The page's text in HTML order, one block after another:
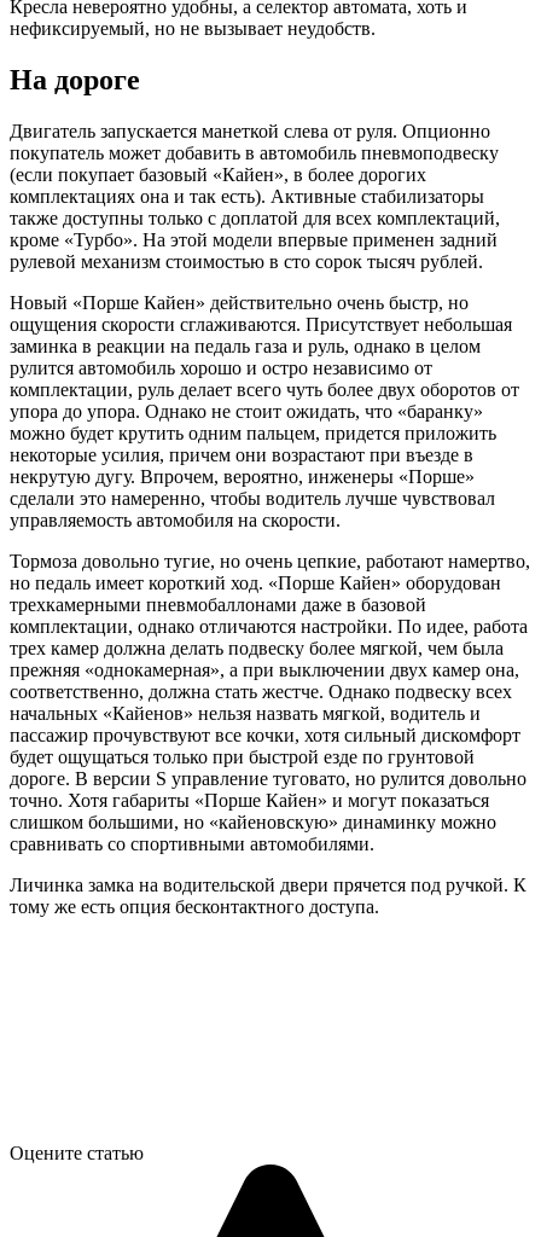
Кресла невероятно удобны, а селектор автомата, хоть и
нефиксируемый, но не вызывает неудобств.
На дороге
Двигатель запускается манеткой слева от руля. Опционно
покупатель может добавить в автомобиль пневмоподвеску
(если покупает базовый «Кайен», в более дорогих
комплектациях она и так есть). Активные стабилизаторы
также доступны только с доплатой для всех комплектаций,
кроме «Турбо». На этой модели впервые применен задний
рулевой механизм стоимостью в сто сорок тысяч рублей.
Новый «Порше Кайен» действительно очень быстр, но
ощущения скорости сглаживаются. Присутствует небольшая
заминка в реакции на педаль газа и руль, однако в целом
рулится автомобиль хорошо и остро независимо от
комплектации, руль делает всего чуть более двух оборотов от
упора до упора. Однако не стоит ожидать, что «баранку»
можно будет крутить одним пальцем, придется приложить
некоторые усилия, причем они возрастают при въезде в
некрутую дугу. Впрочем, вероятно, инженеры «Порше»
сделали это намеренно, чтобы водитель лучше чувствовал
управляемость автомобиля на скорости.
Тормоза довольно тугие, но очень цепкие, работают намертво,
но педаль имеет короткий ход. «Порше Кайен» оборудован
трехкамерными пневмобаллонами даже в базовой
комплектации, однако отличаются настройки. По идее, работа
трех камер должна делать подвеску более мягкой, чем была
прежняя «однокамерная», а при выключении двух камер она,
соответственно, должна стать жестче. Однако подвеску всех
начальных «Кайенов» нельзя назвать мягкой, водитель и
пассажир прочувствуют все кочки, хотя сильный дискомфорт
будет ощущаться только при быстрой езде по грунтовой
дороге. В версии S управление туговато, но рулится довольно
точно. Хотя габариты «Порше Кайен» и могут показаться
слишком большими, но «кайеновскую» динаминку можно
сравнивать со спортивными автомобилями.
Личинка замка на водительской двери прячется под ручкой. К
тому же есть опция бесконтактного доступа.
Оцените статью